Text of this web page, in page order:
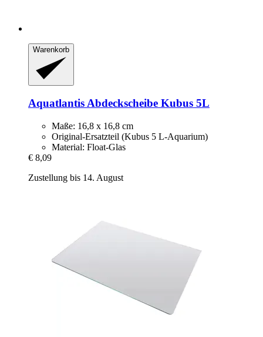
Warenkorb
Aquatlantis Abdeckscheibe Kubus 5L
Maße: 16,8 x 16,8 cm
Original-Ersatzteil (Kubus 5 L-Aquarium)
Material: Float-Glas
€ 8,09
Zustellung bis 14. August